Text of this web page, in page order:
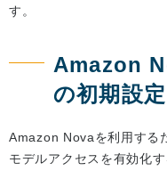
す。
Amazon
の初期設
Amazon Novaを利用する
モデルアクセスを有効化